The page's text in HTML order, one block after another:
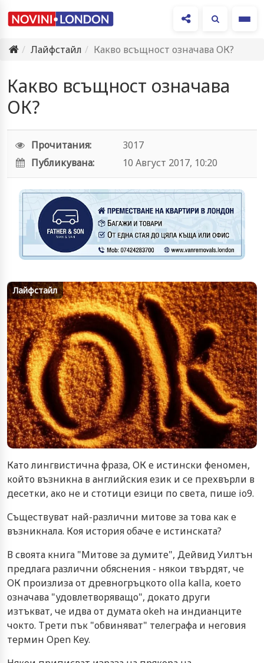
Лайфстайл
Какво всъщност означава ОК?
Какво всъщност означава
ОК?
Прочитания:
3017
Публикувана:
10 Август 2017, 10:20
Лайфстайл
Като лингвистична фраза, ОК е истински феномен,
който възникна в английския език и се прехвърли в
десетки, ако не и стотици езици по света, пише io9.
Съществуват най-различни митове за това как е
възникнала. Коя история обаче е истинската?
В своята книга "Митове за думите", Дейвид Уилтън
предлага различни обяснения - някои твърдят, че
ОК произлиза от древногръцкото olla kalla, което
означава "удовлетворяващо", докато други
изтъкват, че идва от думата okeh на индианците
чокто. Трети пък "обвиняват" телеграфа и неговия
термин Open Key.